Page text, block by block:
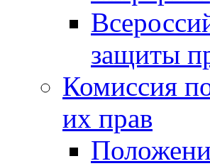
защиты
Комиссия
их прав